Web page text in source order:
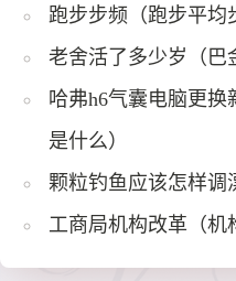
跑步步频（跑步平均
老舍活了多少岁（巴
哈弗h6气囊电脑更
是什么）
颗粒钓鱼应该怎样调
工商局机构改革（机